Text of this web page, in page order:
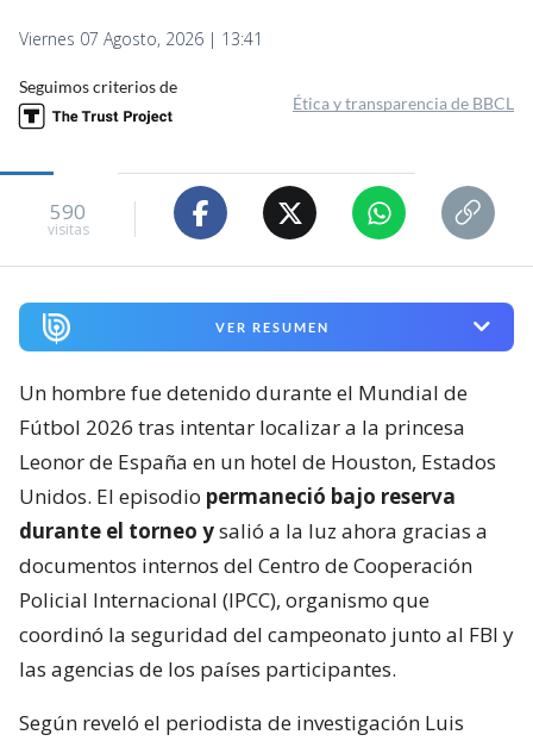
Viernes 07 Agosto, 2026 | 13:41
Seguimos criterios de
Ética y transparencia de BBCL
590
visitas
VER RESUMEN
Un hombre fue detenido durante el Mundial de
Fútbol 2026 tras intentar localizar a la princesa
Leonor de España en un hotel de Houston, Estados
Unidos. El episodio permaneció bajo reserva
durante el torneo ysalió a la luz ahora gracias a
documentos internos del Centro de Cooperación
Policial Internacional (IPCC), organismo que
coordinó la seguridad del campeonato junto al FBI y
las agencias de los países participantes.
Según reveló el periodista de investigación Luis